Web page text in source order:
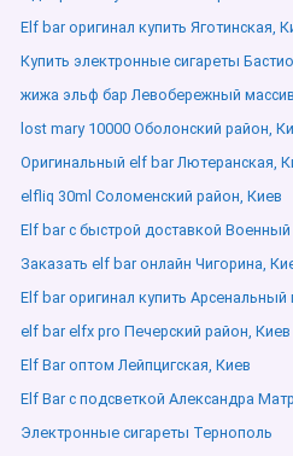
Elf bar оригинал купить Яготинская,
Купить электронные сигареты
жижа эльф бар Левобережный
lost mary 10000 Оболонский район,
Оригинальный elf bar Лютеранская,
elfliq 30ml Соломенский район, Киев
Elf bar с быстрой доставкой
Заказать elf bar онлайн Чигорина,
Elf bar оригинал купить Арсенальный
elf bar elfx pro Печерский район, Киев
Elf Bar оптом Лейпцигская, Киев
Elf Bar с подсветкой Александра
Электронные сигареты Тернополь